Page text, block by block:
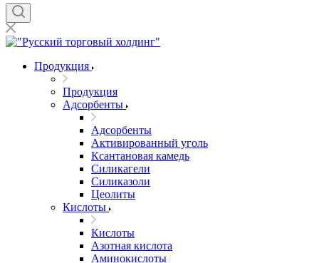
Продукция
Продукция
Адсорбенты
Адсорбенты
Активированный уголь
Ксантановая камедь
Силикагели
Силиказоли
Цеолиты
Кислоты
Кислоты
Азотная кислота
Аминокислоты